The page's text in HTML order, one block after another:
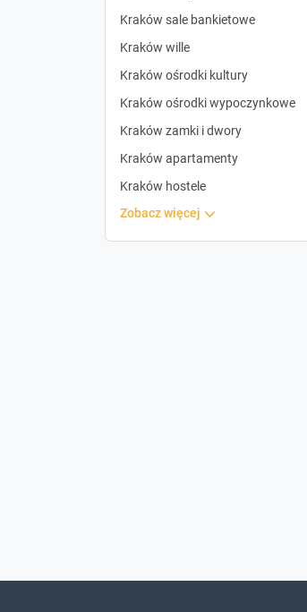
Kraków sale bankietowe
Kraków wille
Kraków ośrodki kultury
Kraków ośrodki wypoczynkowe
Kraków zamki i dwory
Kraków apartamenty
Kraków hostele
zobacz więcej